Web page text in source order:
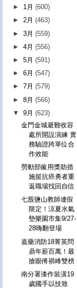
► 1月(600)
►2月(463)
►3月(559)
►4月(556)
►5月(591)
►6月(547)
►7月(579)
►8月(566)
▼9月(623)
金門金城避難收容
處所開設演練 實
務驗證跨單位合
作效能
勞動部僱用獎助措
施挺抗癌勇者重
返職場找回自信
七股鹽山教師連假
限定！涼夏水氣
墊樂園市集9/27-
28嗨翻登場
嘉藥消防18菁英問
鼎年薪百萬！最
搶眼傅祺峰雙榜
南分署漆作裝潢19
歲國手以技致